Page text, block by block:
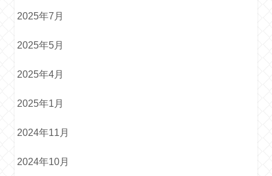
2025年7月
2025年5月
2025年4月
2025年1月
2024年11月
2024年10月